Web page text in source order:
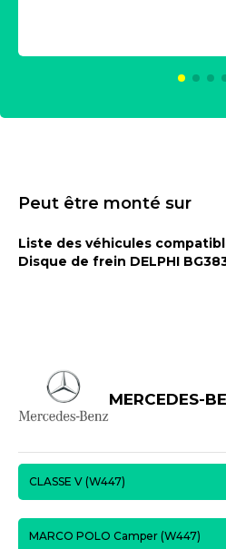
Peut être monté sur
Liste des véhicules
Disque de frein DELPHI
MERCEDES-
CLASSE V (W447)
MARCO POLO Camper (W447)